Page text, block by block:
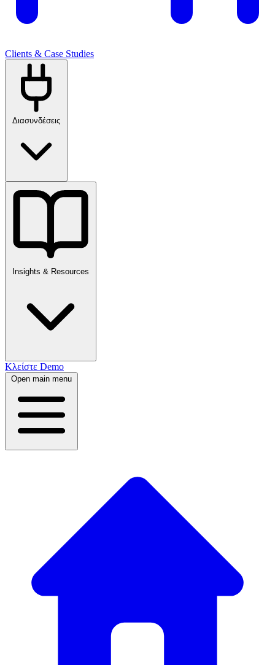
Clients & Case Studies
Διασυνδέσεις
Insights & Resources
Κλείστε Demo
Open main menu